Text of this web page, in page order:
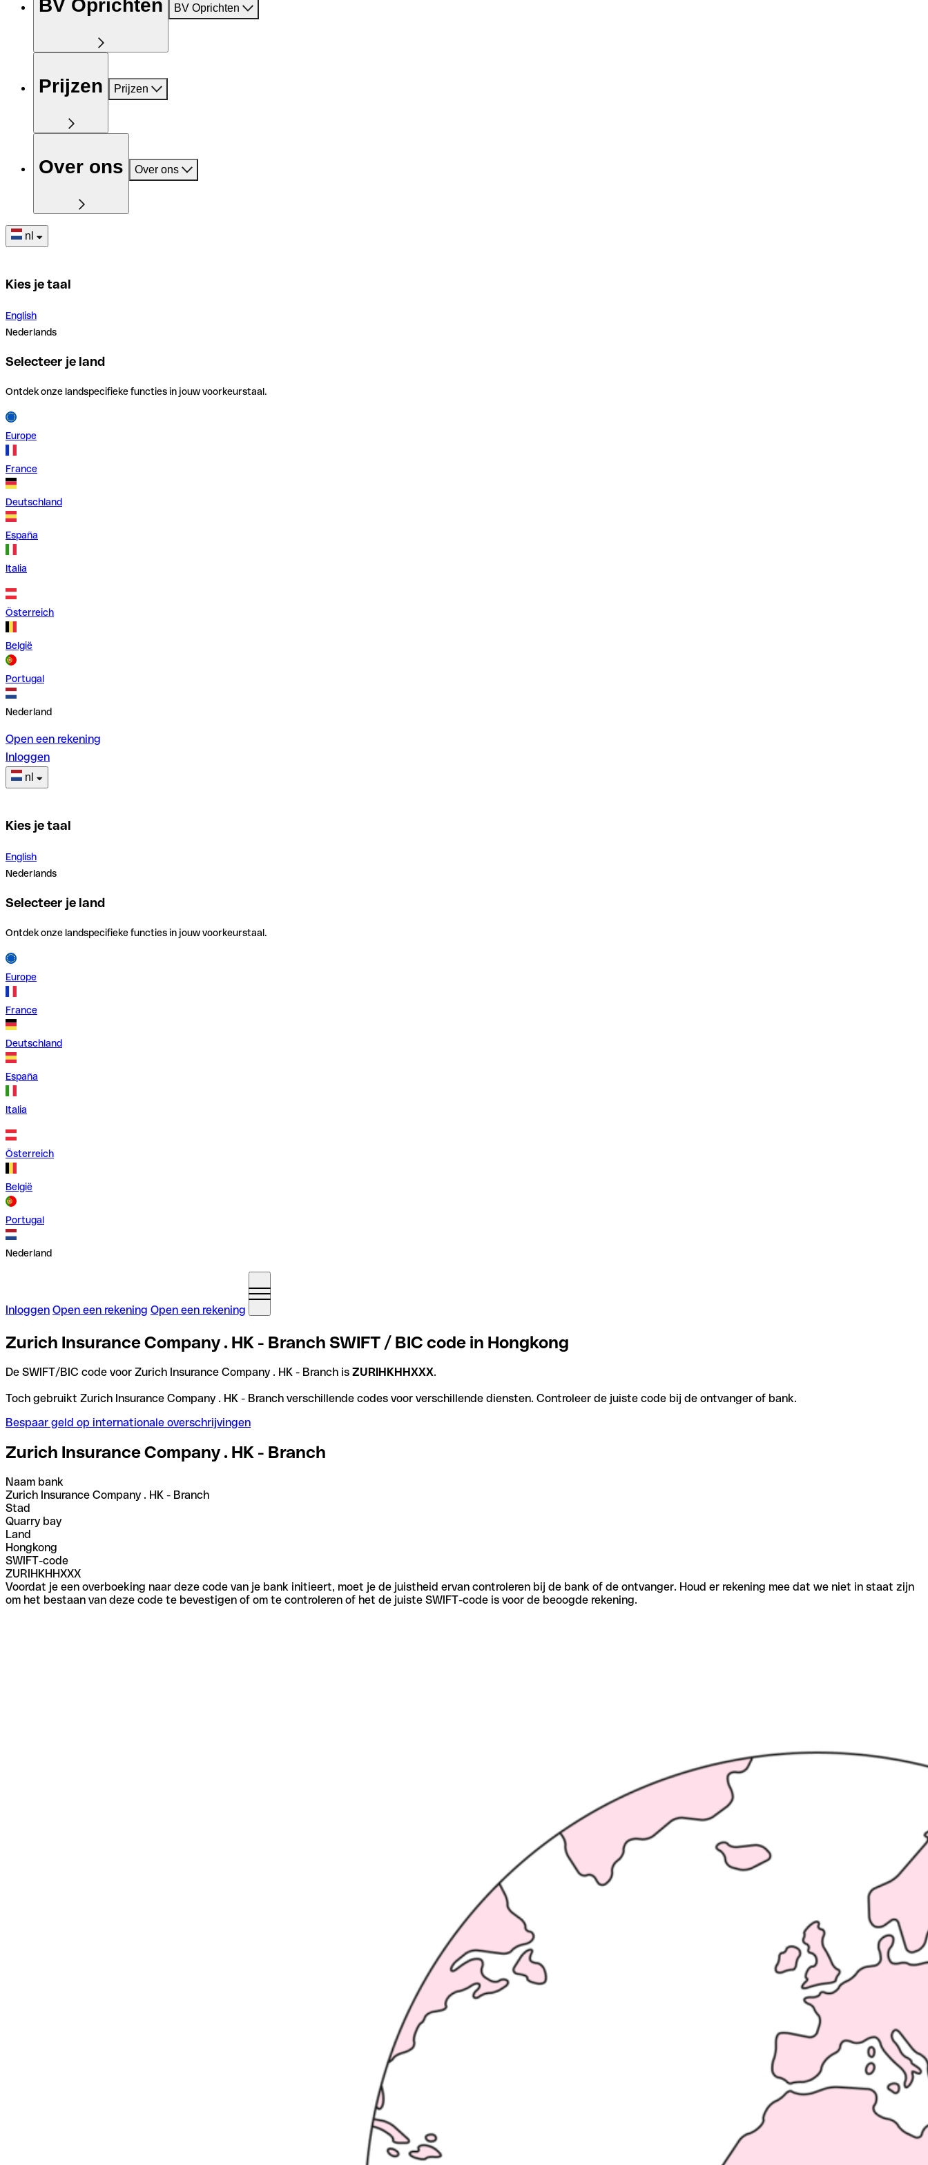
BV Oprichten BV Oprichten
Prijzen Prijzen
Over ons Over ons
nl
Kies je taal
English
Nederlands
Selecteer je land
Ontdek onze landspecifieke functies in jouw voorkeurstaal.
Europe
France
Deutschland
España
Italia
Österreich
België
Portugal
Nederland
Open een rekening
Inloggen
nl
Kies je taal
English
Nederlands
Selecteer je land
Ontdek onze landspecifieke functies in jouw voorkeurstaal.
Europe
France
Deutschland
España
Italia
Österreich
België
Portugal
Nederland
Inloggen Open een rekening Open een rekening
Zurich Insurance Company . HK - Branch SWIFT / BIC code in Hongkong
De SWIFT/BIC code voor Zurich Insurance Company . HK - Branch is ZURIHKHHXXX.
Toch gebruikt Zurich Insurance Company . HK - Branch verschillende codes voor verschillende diensten. Controleer de juiste code bij de ontvanger of bank.
Bespaar geld op internationale overschrijvingen
Zurich Insurance Company . HK - Branch
Naam bank
Zurich Insurance Company . HK - Branch
Stad
Quarry bay
Land
Hongkong
SWIFT-code
ZURIHKHHXXX
Voordat je een overboeking naar deze code van je bank initieert, moet je de juistheid ervan controleren bij de bank of de ontvanger. Houd er rekening mee dat we niet in staat zijn
om het bestaan van deze code te bevestigen of om te controleren of het de juiste SWIFT-code is voor de beoogde rekening.